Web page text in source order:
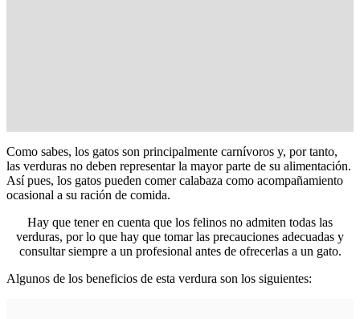
Como sabes, los gatos son principalmente carnívoros y, por tanto,
las verduras no deben representar la mayor parte de su alimentación.
Así pues, los gatos pueden comer calabaza como acompañamiento
ocasional a su ración de comida.
Hay que tener en cuenta que los felinos no admiten todas las
verduras, por lo que hay que tomar las precauciones adecuadas y
consultar siempre a un profesional antes de ofrecerlas a un gato.
Algunos de los beneficios de esta verdura son los siguientes: